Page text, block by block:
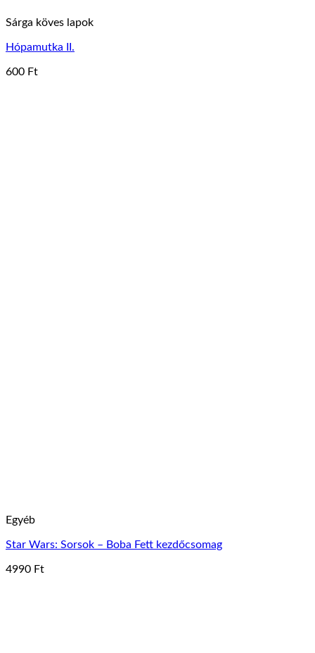
Sárga köves lapok
Hópamutka II.
600 Ft
Egyéb
Star Wars: Sorsok – Boba Fett kezdőcsomag
4990 Ft